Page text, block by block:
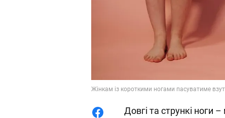
Жінкам із короткими ногами пасуватиме
Довгі та стрункі ноги